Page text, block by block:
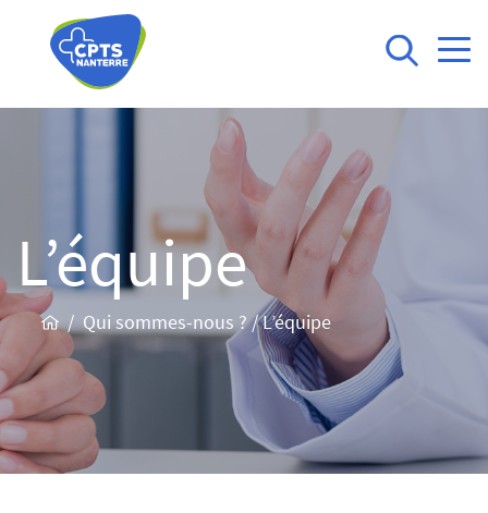
L’équipe
/Qui sommes-nous ?/L’équipe